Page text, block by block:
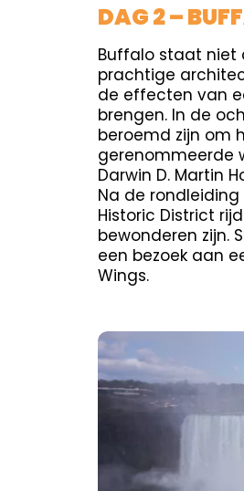
DAG 2 –
Buffalo staat niet
prachtige
de effecten van
brengen. In de
beroemd zijn om
gerenommeerde
Darwin D. Martin
Na de rondleiding
Historic District
bewonderen zijn.
een bezoek aan
Wings.